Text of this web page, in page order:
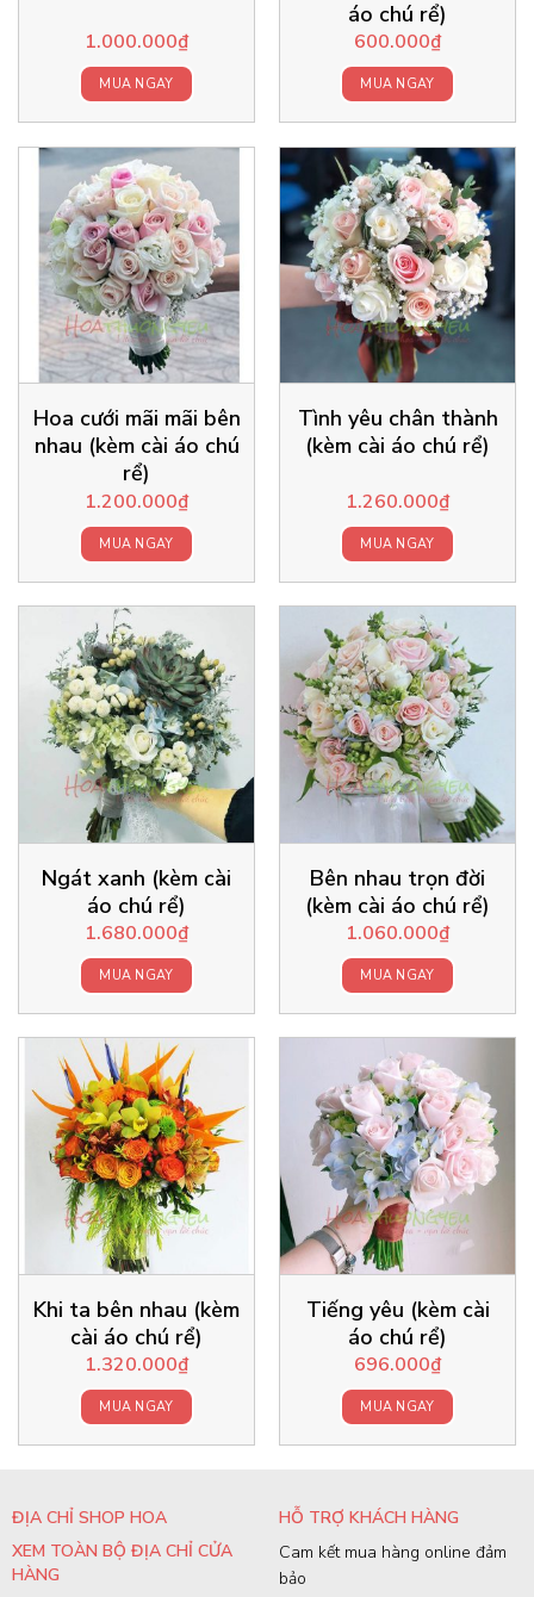
1.000.000₫
MUA NGAY
áo chú rể)
600.000₫
MUA NGAY
Hoa cưới mãi mãi bên
nhau (kèm cài áo chú
rể)
1.200.000₫
MUA NGAY
Tình yêu chân thành
(kèm cài áo chú rể)
1.260.000₫
MUA NGAY
Ngát xanh (kèm cài
áo chú rể)
1.680.000₫
MUA NGAY
Bên nhau trọn đời
(kèm cài áo chú rể)
1.060.000₫
MUA NGAY
Khi ta bên nhau (kèm
cài áo chú rể)
1.320.000₫
MUA NGAY
Tiếng yêu (kèm cài
áo chú rể)
696.000₫
MUA NGAY
ĐỊA CHỈ SHOP HOA
XEM TOÀN BỘ ĐỊA CHỈ CỬA
HÀNG
HỖ TRỢ KHÁCH HÀNG
Cam kết mua hàng online đảm
bảo